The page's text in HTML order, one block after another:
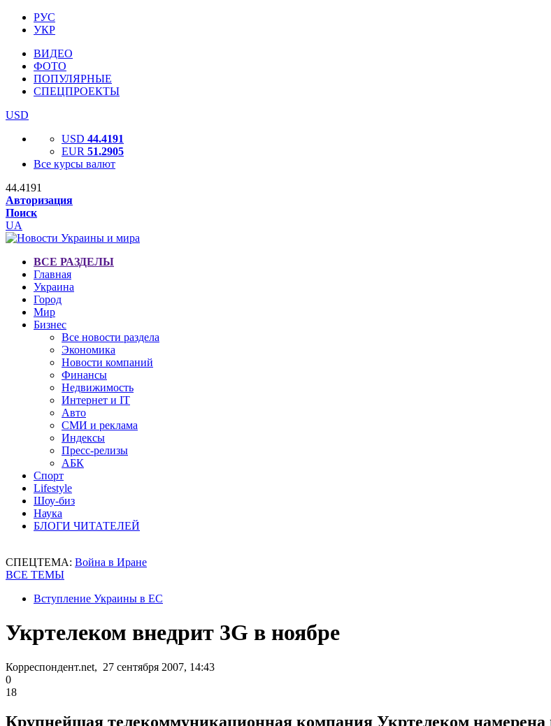
РУС
УКР
ВИДЕО
ФОТО
ПОПУЛЯРНЫЕ
СПЕЦПРОЕКТЫ
USD
USD 44.4191
EUR 51.2905
Все курсы валют
44.4191
Авторизация
Поиск
UA
ВСЕ РАЗДЕЛЫ
Главная
Украина
Город
Мир
Бизнес
Все новости раздела
Экономика
Новости компаний
Финансы
Недвижимость
Интернет и IT
Авто
СМИ и реклама
Индексы
Пресс-релизы
АБК
Спорт
Lifestyle
Шоу-биз
Наука
БЛОГИ ЧИТАТЕЛЕЙ
СПЕЦТЕМА: Война в Иране
ВСЕ ТЕМЫ
Вступление Украины в ЕС
Укртелеком внедрит 3G в ноябре
Корреспондент.net, 27 сентября 2007, 14:43
0
18
Крупнейшая телекоммуникационная компания Укртелеком намерена